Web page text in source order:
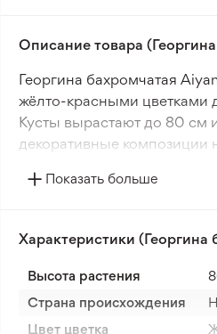
Описание товара
Георгина бахромчатая
жёлто-красными цветками
Кусты вырастают до 80 см
декоративные композиции
обеспечивая длительный
солнечных или
высаживают на
зимовки рекомендуется
Aiyana подходит для
Показать больше
Характеристики (Георгина
Высота растения
Страна происхождения
Цвет цветка